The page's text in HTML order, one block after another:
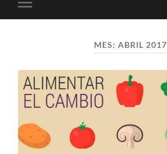
Alternar
el
MES:ABRIL 2017